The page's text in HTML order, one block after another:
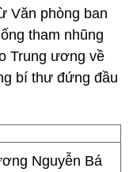
Văn phòng ban
tham nhũng
Trung ương về
bí thư đứng đầu
Nguyễn Bá